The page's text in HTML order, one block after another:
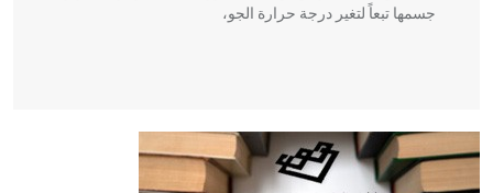
جسمها تبعاً لتغير درجة حرارة الجو،
- هل تعلم أن أبقراط كتب في الطب أربعة مؤلفات هي:
الحكم، الأدلة، تنظيم التغذية، ورسالته في جروح الرأس. ويعود
له الفضل بأنه حرر الطب من الدين والفلسفة.